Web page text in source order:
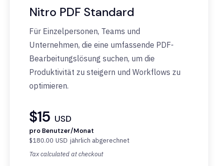
Nitro PDF Standard
Für Einzelpersonen, Teams und
Unternehmen, die eine umfassende PDF-
Bearbeitungslösung suchen, um die
Produktivität zu steigern und Workflows zu
optimieren.
$15 USD
pro Benutzer/Monat
$180.00 USD jährlich abgerechnet
Tax calculated at checkout